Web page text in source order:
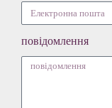
повідомлення